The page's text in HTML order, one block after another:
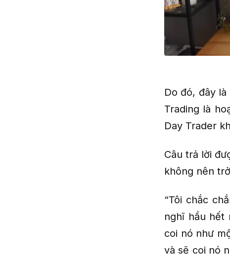
Do đó, đây
Trading là
Day Trader
Câu trả lời
không nên
“Tôi chắc
nghĩ hầu hết
coi nó như
và sẽ coi nó